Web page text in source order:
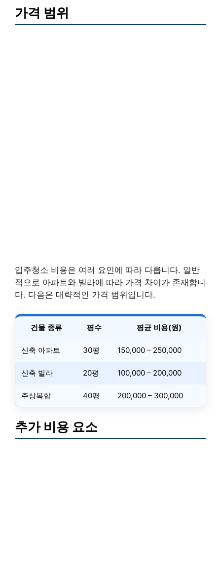
가격 범위
입주청소 비용은 여러 요인에 따라 다릅니다. 일반
적으로 아파트와 빌라에 따라 가격 차이가 존재합니
다. 다음은 대략적인 가격 범위입니다.
건물 종류 평수 평균 비용(원)
신축 아파트 30평 150,000 – 250,000
신축 빌라 20평 100,000 – 200,000
주상복합 40평 200,000 – 300,000
추가 비용 요소